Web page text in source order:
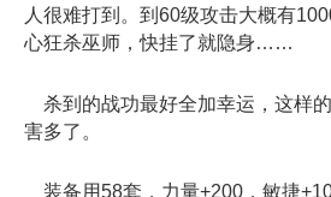
人很难打到。到60级攻击大概有
心狂杀巫师，快挂了就隐身……
杀到的战功最好全加幸运，这样
害多了。
装备用58套，力量+200，敏捷